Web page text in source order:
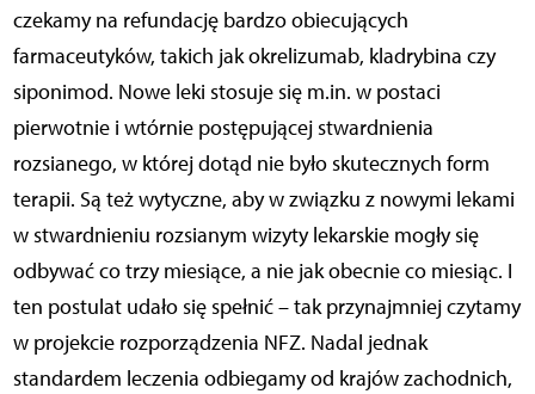
czekamy na refundację bardzo obiecujących
farmaceutyków, takich jak okrelizumab, kladrybina czy
siponimod. Nowe leki stosuje się m.in. w postaci
pierwotnie i wtórnie postępującej stwardnienia
rozsianego, w której dotąd nie było skutecznych form
terapii. Są też wytyczne, aby w związku z nowymi lekami
w stwardnieniu rozsianym wizyty lekarskie mogły się
odbywać co trzy miesiące, a nie jak obecnie co miesiąc. I
ten postulat udało się spełnić – tak przynajmniej czytamy
w projekcie rozporządzenia NFZ. Nadal jednak
standardem leczenia odbiegamy od krajów zachodnich,